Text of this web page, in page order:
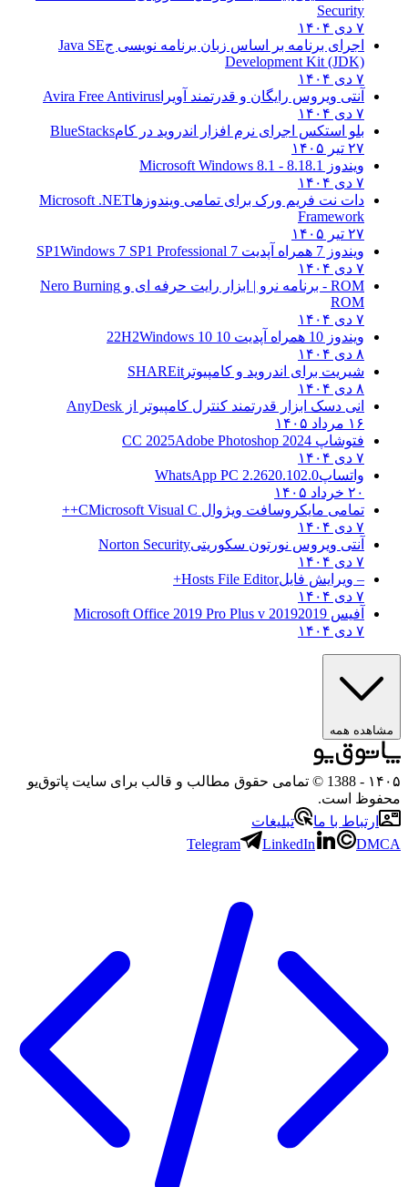
Security
۷ دی ۱۴۰۴
اجرای برنامه بر اساس زبان برنامه نویسی جJava SE
Development Kit (JDK)
۷ دی ۱۴۰۴
آنتی ویروس رایگان و قدرتمند آویرا Avira Free Antivirus
۷ دی ۱۴۰۴
بلو استکس اجرای نرم افزار اندروید در کامBlueStacks
۲۷ تیر ۱۴۰۵
ویندوز 8.1
8.1 - Microsoft Windows 8.1
۷ دی ۱۴۰۴
دات نت فریم ورک برای تمامی ویندوزهاMicrosoft .NET
Framework
۲۷ تیر ۱۴۰۵
ویندوز 7 همراه آپدیت 7 SP1
Windows 7 SP1 Professional
۷ دی ۱۴۰۴
ROM - برنامه نرو | ابزار رایت حرفه ای و
Nero Burning
ROM
۷ دی ۱۴۰۴
ویندوز 10 همراه آپدیت 10 22H2
Windows 10
۸ دی ۱۴۰۴
شیریت برای اندروید و کامپیوتر SHAREit
۸ دی ۱۴۰۴
انی دسک ابزار قدرتمند کنترل کامپیوتر از AnyDesk
۱۶ مرداد ۱۴۰۵
فتوشاپ CC 2025 Adobe Photoshop 2024
۷ دی ۱۴۰۴
واتساپWhatsApp PC 2.2620.102.0
۲۰ خرداد ۱۴۰۵
تمامی مایکروسافت ویژوال C Microsoft Visual C++
۷ دی ۱۴۰۴
آنتی ویروس نورتون سکوریتیNorton Security
۷ دی ۱۴۰۴
– ویرایش فایلHosts File Editor+
۷ دی ۱۴۰۴
آفیس 2019 2019 Microsoft Office 2019 Pro Plus v
۷ دی ۱۴۰۴
مشاهده همه
۱۴۰۵
- 1388 © تمامی حقوق مطالب و قالب برای سایت پاتوق‌یو
محفوظ است.
ارتباط با ما
تبلیغات
Telegram
LinkedIn DMCA